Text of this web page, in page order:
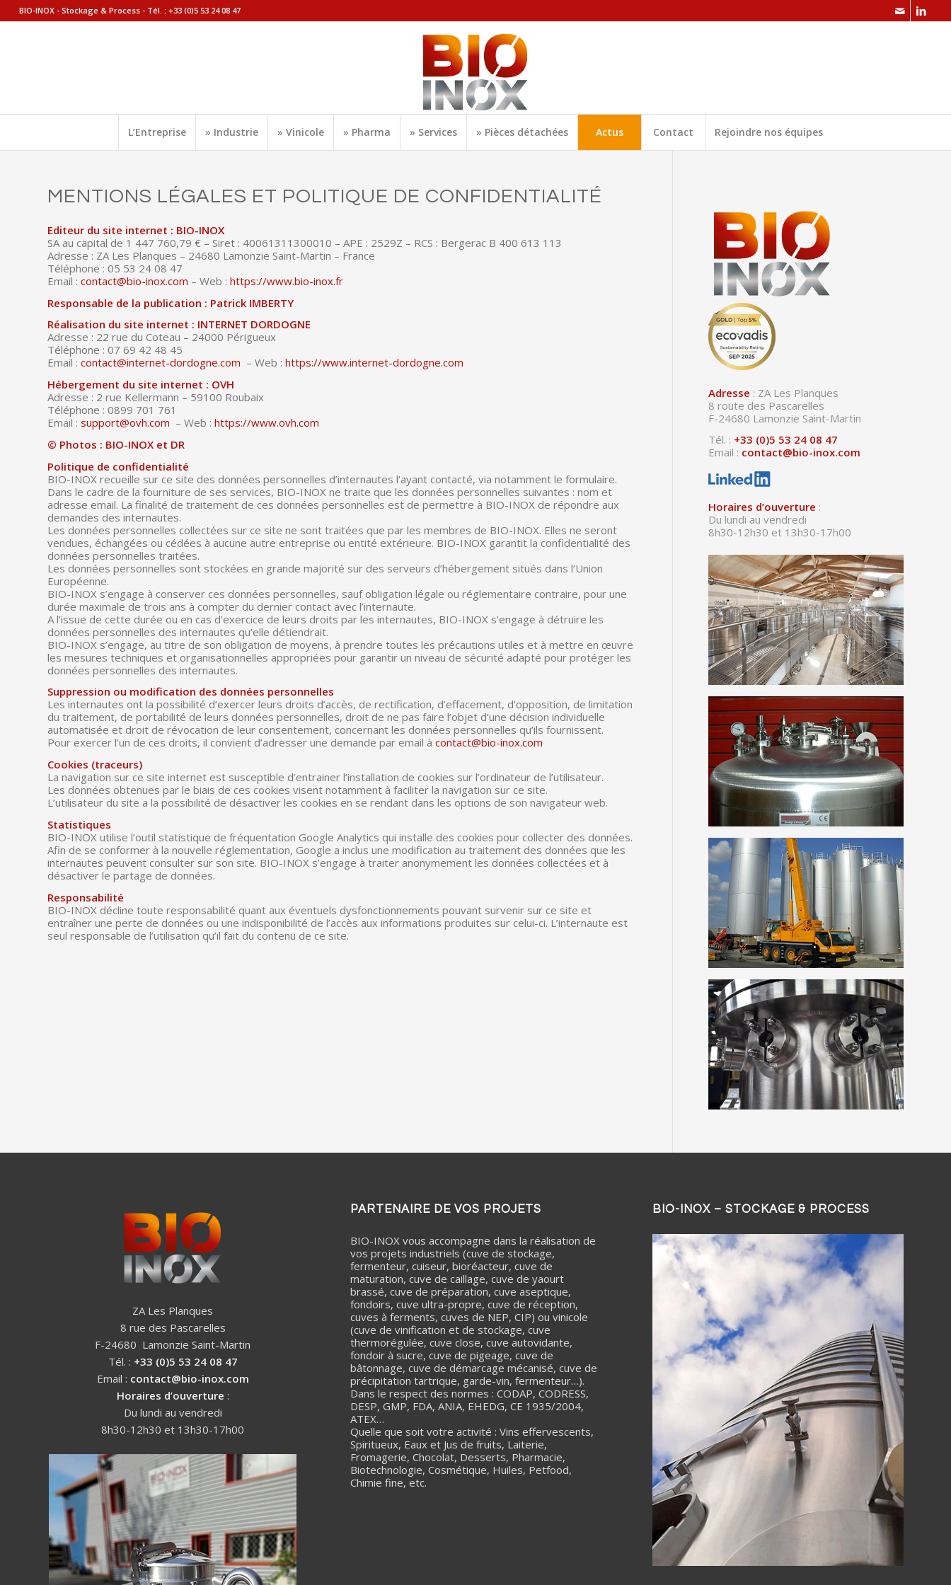
BIO-INOX - Stockage & Process - Tél. : +33 (0)5 53 24 08 47
L’Entreprise » Industrie » Vinicole » Pharma » Services » Pièces détachées Actus Contact Rejoindre nos équipes
MENTIONS LÉGALES ET POLITIQUE DE CONFIDENTIALITÉ
Editeur du site internet : BIO-INOX
SA au capital de 1 447 760,79 € – Siret : 40061311300010 – APE : 2529Z – RCS : Bergerac B 400 613 113
Adresse : ZA Les Planques – 24680 Lamonzie Saint-Martin – France
Téléphone : 05 53 24 08 47
Email : contact@bio-inox.com – Web : https://www.bio-inox.fr
Responsable de la publication : Patrick IMBERTY
Réalisation du site internet : INTERNET DORDOGNE
Adresse : 22 rue du Coteau – 24000 Périgueux
Téléphone : 07 69 42 48 45
Email : contact@internet-dordogne.com – Web : https://www.internet-dordogne.com
Hébergement du site internet : OVH
Adresse : 2 rue Kellermann – 59100 Roubaix
Téléphone : 0899 701 761
Email : support@ovh.com – Web : https://www.ovh.com
© Photos : BIO-INOX et DR
Politique de confidentialité
BIO-INOX recueille sur ce site des données personnelles d’internautes l’ayant contacté, via notamment le formulaire.
Dans le cadre de la fourniture de ses services, BIO-INOX ne traite que les données personnelles suivantes : nom et
adresse email. La finalité de traitement de ces données personnelles est de permettre à BIO-INOX de répondre aux
demandes des internautes.
Les données personnelles collectées sur ce site ne sont traitées que par les membres de BIO-INOX. Elles ne seront
vendues, échangées ou cédées à aucune autre entreprise ou entité extérieure. BIO-INOX garantit la confidentialité des
données personnelles traitées.
Les données personnelles sont stockées en grande majorité sur des serveurs d’hébergement situés dans l’Union
Européenne.
BIO-INOX s’engage à conserver ces données personnelles, sauf obligation légale ou réglementaire contraire, pour une
durée maximale de trois ans à compter du dernier contact avec l’internaute.
A l’issue de cette durée ou en cas d’exercice de leurs droits par les internautes, BIO-INOX s’engage à détruire les
données personnelles des internautes qu’elle détiendrait.
BIO-INOX s’engage, au titre de son obligation de moyens, à prendre toutes les précautions utiles et à mettre en œuvre
les mesures techniques et organisationnelles appropriées pour garantir un niveau de sécurité adapté pour protéger les
données personnelles des internautes.
Suppression ou modification des données personnelles
Les internautes ont la possibilité d’exercer leurs droits d’accès, de rectification, d’effacement, d’opposition, de limitation
du traitement, de portabilité de leurs données personnelles, droit de ne pas faire l’objet d’une décision individuelle
automatisée et droit de révocation de leur consentement, concernant les données personnelles qu’ils fournissent.
Pour exercer l’un de ces droits, il convient d’adresser une demande par email à contact@bio-inox.com
Cookies (traceurs)
La navigation sur ce site internet est susceptible d’entrainer l’installation de cookies sur l’ordinateur de l’utilisateur.
Les données obtenues par le biais de ces cookies visent notamment à faciliter la navigation sur ce site.
L’utilisateur du site a la possibilité de désactiver les cookies en se rendant dans les options de son navigateur web.
Statistiques
BIO-INOX utilise l’outil statistique de fréquentation Google Analytics qui installe des cookies pour collecter des données.
Afin de se conformer à la nouvelle réglementation, Google a inclus une modification au traitement des données que les
internautes peuvent consulter sur son site. BIO-INOX s’engage à traiter anonymement les données collectées et à
désactiver le partage de données.
Responsabilité
BIO-INOX décline toute responsabilité quant aux éventuels dysfonctionnements pouvant survenir sur ce site et
entraîner une perte de données ou une indisponibilité de l’accès aux informations produites sur celui-ci. L’internaute est
seul responsable de l’utilisation qu’il fait du contenu de ce site.
Adresse : ZA Les Planques
8 route des Pascarelles
F-24680 Lamonzie Saint-Martin
Tél. : +33 (0)5 53 24 08 47
Email : contact@bio-inox.com
Horaires d’ouverture :
Du lundi au vendredi
8h30-12h30 et 13h30-17h00
ZA Les Planques
8 rue des Pascarelles
F-24680 Lamonzie Saint-Martin
Tél. : +33 (0)5 53 24 08 47
Email : contact@bio-inox.com
Horaires d’ouverture :
Du lundi au vendredi
8h30-12h30 et 13h30-17h00
PARTENAIRE DE VOS PROJETS
BIO-INOX vous accompagne dans la réalisation de
vos projets industriels (cuve de stockage,
fermenteur, cuiseur, bioréacteur, cuve de
maturation, cuve de caillage, cuve de yaourt
brassé, cuve de préparation, cuve aseptique,
fondoirs, cuve ultra-propre, cuve de réception,
cuves à ferments, cuves de NEP, CIP) ou vinicole
(cuve de vinification et de stockage, cuve
thermorégulée, cuve close, cuve autovidante,
fondoir à sucre, cuve de pigeage, cuve de
bâtonnage, cuve de démarcage mécanisé, cuve de
précipitation tartrique, garde-vin, fermenteur…).
Dans le respect des normes : CODAP, CODRESS,
DESP, GMP, FDA, ANIA, EHEDG, CE 1935/2004,
ATEX…
Quelle que soit votre activité : Vins effervescents,
Spiritueux, Eaux et Jus de fruits, Laiterie,
Fromagerie, Chocolat, Desserts, Pharmacie,
Biotechnologie, Cosmétique, Huiles, Petfood,
Chimie fine, etc.
BIO-INOX – STOCKAGE & PROCESS